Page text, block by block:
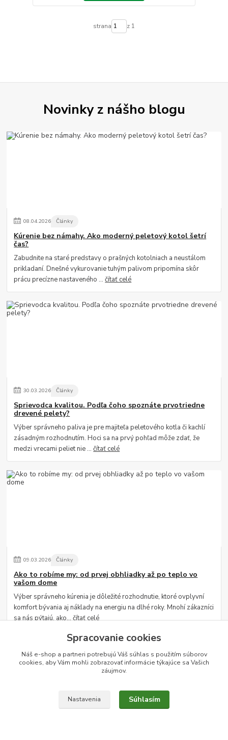
strana z 1
Novinky z nášho blogu
08.04.2026 Články
Kúrenie bez námahy. Ako moderný peletový kotol šetrí
čas?
Zabudnite na staré predstavy o prašných kotolniach a neustálom
prikladaní. Dnešné vykurovanie tuhým palivom pripomína skôr
prácu precízne nastaveného ...čítať celé
30.03.2026 Články
Sprievodca kvalitou. Podľa čoho spoznáte prvotriedne
drevené pelety?
Výber správneho paliva je pre majiteľa peletového kotla či kachlí
zásadným rozhodnutím. Hoci sa na prvý pohľad môže zdať, že
medzi vrecami peliet nie ...čítať celé
09.03.2026 Články
Ako to robíme my: od prvej obhliadky až po teplo vo
vašom dome
Výber správneho kúrenia je dôležité rozhodnutie, ktoré ovplyvní
komfort bývania aj náklady na energiu na dlhé roky. Mnohí zákazníci
sa nás pýtajú, ako...čítať celé
Spracovanie cookies
Náš e-shop a partneri potrebujú Váš súhlas s použitím súborov
cookies, aby Vám mohli zobrazovať informácie týkajúce sa Vašich
záujmov.
Nastavenia Súhlasím